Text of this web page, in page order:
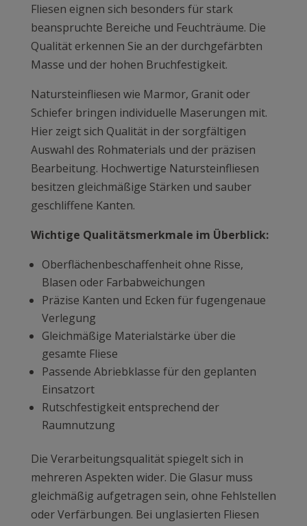
Fliesen eignen sich besonders für stark
beanspruchte Bereiche und Feuchträume. Die
Qualität erkennen Sie an der durchgefärbten
Masse und der hohen Bruchfestigkeit.
Natursteinfliesen wie Marmor, Granit oder
Schiefer bringen individuelle Maserungen mit.
Hier zeigt sich Qualität in der sorgfältigen
Auswahl des Rohmaterials und der präzisen
Bearbeitung. Hochwertige Natursteinfliesen
besitzen gleichmäßige Stärken und sauber
geschliffene Kanten.
Wichtige Qualitätsmerkmale im Überblick:
Oberflächenbeschaffenheit ohne Risse,
Blasen oder Farbabweichungen
Präzise Kanten und Ecken für fugengenaue
Verlegung
Gleichmäßige Materialstärke über die
gesamte Fliese
Passende Abriebklasse für den geplanten
Einsatzort
Rutschfestigkeit entsprechend der
Raumnutzung
Die Verarbeitungsqualität spiegelt sich in
mehreren Aspekten wider. Die Glasur muss
gleichmäßig aufgetragen sein, ohne Fehlstellen
oder Verfärbungen. Bei unglasierten Fliesen